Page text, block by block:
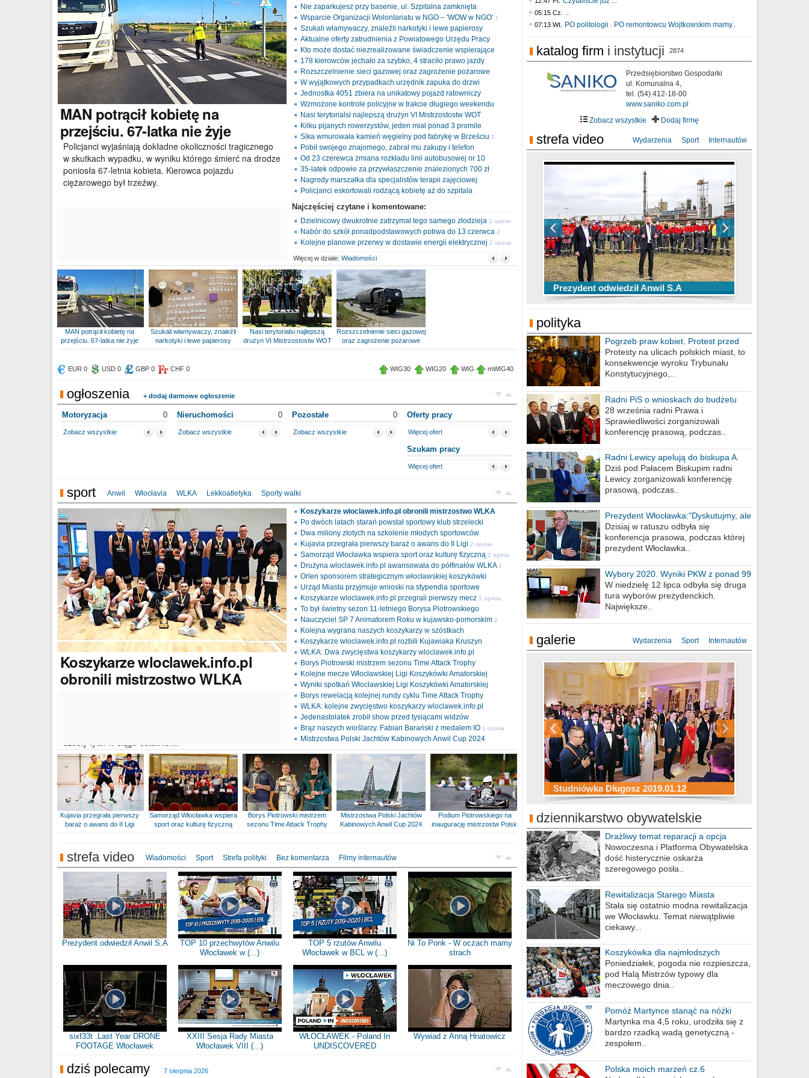
MAN potrącił kobietę na
przejściu. 67-latka nie żyje
Policjanci wyjaśniają dokładne okoliczności tragicznego
w skutkach wypadku, w wyniku którego śmierć na drodze
poniosła 67-letnia kobieta. Kierowca pojazdu
ciężarowego był trzeźwy.
Nie zaparkujesz przy basenie, ul. Szpitalna zamknięta
Wsparcie Organizacji Wolontariatu w NGO – 'WOW w NGO' 1
opinia
Szukali włamywaczy, znaleźli narkotyki i lewe papierosy
Aktualne oferty zatrudnienia z Powiatowego Urzędu Pracy
Kto może dostać niezrealizowane świadczenie wspierające
178 kierowców jechało za szybko, 4 straciło prawo jazdy
Rozszczelnienie sieci gazowej oraz zagrożenie pożarowe
W wyjątkowych przypadkach urzędnik zapuka do drzwi
Jednostka 4051 zbiera na unikatowy pojazd ratowniczy
Wzmożone kontrole policyjne w trakcie długiego weekendu
Nasi terytorialsi najlepszą drużyn VI Mistrzostostw WOT
Kilku pijanych rowerzystów, jeden miał ponad 3 promile
Sika wmurowała kamień węgielny pod fabrykę w Brześciu 1
opinia
Pobił swojego znajomego, zabrał mu zakupy i telefon
Od 23 czerewca zmiana rozkładu linii autobusowej nr 10
35-latek odpowie za przywłaszczenie znalezionych 700 zł
Nagrody marszałka dla specjalistów terapii zajęciowej
Policjanci eskortowali rodzącą kobietę aż do szpitala
Najczęściej czytane i komentowane:
Dzielnicowy dwukrotnie zatrzymał tego samego złodzieja 2 opinie
Nabór do szkół ponadpodstawowych potrwa do 13 czerwca 2
opinie
Kolejne planowe przerwy w dostawie energii elektrycznej 2 opinie
Więcej w dziale: Wiadomości
MAN potrącił kobietę na
przejściu. 67-latka nie żyje
Szukali włamywaczy, znaleźli
narkotyki i lewe papierosy
Nasi terytorialsi najlepszą
drużyn VI Mistrzostostw WOT
Rozszczelnienie sieci gazowej
oraz zagrożenie pożarowe
EUR 0 USD 0 GBP 0 CHF 0 WIG30 WIG20 WIG mWIG40
ogłoszenia + dodaj darmowe ogłoszenie
Motoryzacja 0
Zobacz wszystkie
Nieruchomości 0
Zobacz wszystkie
Pozostałe 0
Zobacz wszystkie
Oferty pracy
Więcej ofert
Szukam pracy
Więcej ofert
sport Anwil Włocłavia WLKA Lekkoatletyka Sporty walki
Koszykarzewloclawek.info.pl
obronili mistrzostwo WLKA
Koszykarze wloclawek.info.pl obronili mistrzostwo WLKA
Po dwóch latach starań powstał sportowy klub strzelecki
Dwa miliony złotych na szkolenie młodych sportowców
Kujavia przegrała pierwszy baraż o awans do II Ligi 2 opinie
Samorząd Włocławka wspiera sport oraz kulturę fizyczną 2 opinie
Drużyna wloclawek.info.pl awansowała do półfinałów WLKA 2
opinie
Orlen sponsorem strategicznym włocławskiej koszykówki
Urząd Miasta przyjmuje wnioski na stypendia sportowe
Koszykarze wloclawek.info.pl przegrali pierwszy mecz 1 opinia
To był świetny sezon 11-letniego Borysa Piotrowskiego
Nauczyciel SP 7 Animatorem Roku w kujawsko-pomorskim 2
opinie
Kolejna wygrana naszych koszykarzy w szóstkach
Koszykarze wloclawek.info.pl rozbili Kujawiaka Kruszyn
WLKA: Dwa zwycięstwa koszykarzy wloclawek.info.pl
Borys Piotrowski mistrzem sezonu Time Attack Trophy
Kolejne mecze Włocławskiej Ligi Koszykówki Amatorskiej
Wyniki spotkań Włocławskiej Ligi Koszykówki Amatorskiej
Borys rewelacją kolejnej rundy cyklu Time Attack Trophy
WLKA: kolejne zwycięstwo koszykarzy wloclawek.info.pl
Jedenastolatek zrobił show przed tysiącami widzów
Brąz naszych wioślarzy. Fabian Barański z medalem IO 1 opinia
Mistrzostwa Polski Jachtów Kabinowych Anwil Cup 2024
Kujavia przegrała pierwszy
baraż o awans do II Ligi
Samorząd Włocławka wspiera
sport oraz kulturę fizyczną
Borys Piotrowski mistrzem
sezonu Time Attack Trophy
Mistrzostwa Polski Jachtów
Kabinowych Anwil Cup 2024
Podium Piotrowskiego na
inaugurację mistrzostw Polski
strefa video Wiadomości Sport Strefa polityki Bez komentarza Filmy internautów
Prezydent odwiedził Anwil S.A
TOP 10 przechwytów Anwilu
Włocławek w (...)
TOP 5 rzutów Anwilu
Włocławek w BCL w (...)
Ni To Ponk - W oczach mamy
strach
sixf33t .Last Year DRONE
FOOTAGE Włocławek
XXIII Sesja Rady Miasta
Włocławek VIII (...)
WŁOCŁAWEK - Poland In
UNDISCOVERED
Wywiad z Anną Hnatowicz
dziś polecamy 7 sierpnia 2026
05:15 Cz. ..
07:13 Wt. PO politologii . PO remontowcu Wojtkowskim mamy..
katalog firm i instytucji 2874
Przedsiębiorstwo Gospodarki
ul. Komunalna 4,
tel. (54) 412-18-00
www.saniko.com.pl
Zobacz wszystkie
Dodaj firmę
strefa video Wydarzenia Sport Internautów
Prezydent odwiedził Anwil S.A
TOP 10 przechwytów Anwilu Włocławek
w EBL w sezonie 2019/2020
TOP 5 rzutów Anwilu Włocławek w BCL
w sezonie 2019/2020
Ni To Ponk - W oczach mamy strach
sixf33t .Last Year DRONE FOOTAGE
Włocławek
XXIII Sesja Rady Miasta Włocławek VIII
kadencji w dniu 09.06.2020 r.
polityka
Pogrzeb praw kobiet. Protest przed
biurem poselskim PiS
Protesty na ulicach polskich miast, to
konsekwencje wyroku Trybunału
Konstytucyjnego,..
Radni PiS o wnioskach do budżetu
miasta na 2021 rok
28 września radni Prawa i
Sprawiedliwości zorganizowali
konferencję prasową, podczas..
Radni Lewicy apelują do biskupa A.
Wiesława Meringa
Dziś pod Pałacem Biskupim radni
Lewicy zorganizowali konferencję
prasową, podczas..
Prezydent Włocławka:"Dyskutujmy, ale
nie obrażajmy się”
Dzisiaj w ratuszu odbyła się
konferencja prasowa, podczas której
prezydent Włocławka..
Wybory 2020. Wyniki PKW z ponad 99
procent obwodów
W niedzielę 12 lipca odbyła się druga
tura wyborów prezydenckich.
Największe..
galerie Wydarzenia Sport Internautów
Studniówka Długosz 2019.01.12
ZS Budowlanych 2019.01.12
Studniówka LZK 2019.01.11
Studniówka Kopernik 2019.01.11
Studniówka LMK 2019.01.05
Studniówka ZS Ekonomicznych
2019.01.05
dziennikarstwo obywatelskie
Drażliwy temat reparacji a opcja
berlińska
Nowoczesna i Platforma Obywatelska
dość histerycznie oskarża
szeregowego posła..
Rewitalizacja Starego Miasta
Stała się ostatnio modna rewitalizacja
we Włocławku. Temat niewątpliwie
ciekawy...
Koszykówka dla najmłodszych
Poniedziałek, pogoda nie rozpieszcza,
pod Halą Mistrzów typowy dla
meczowego dnia..
Pomóż Martynce stanąć na nóżki
Martynka ma 4,5 roku, urodziła się z
bardzo rzadką wadą genetyczną -
zespołem..
Polska moich marzeń cz.6